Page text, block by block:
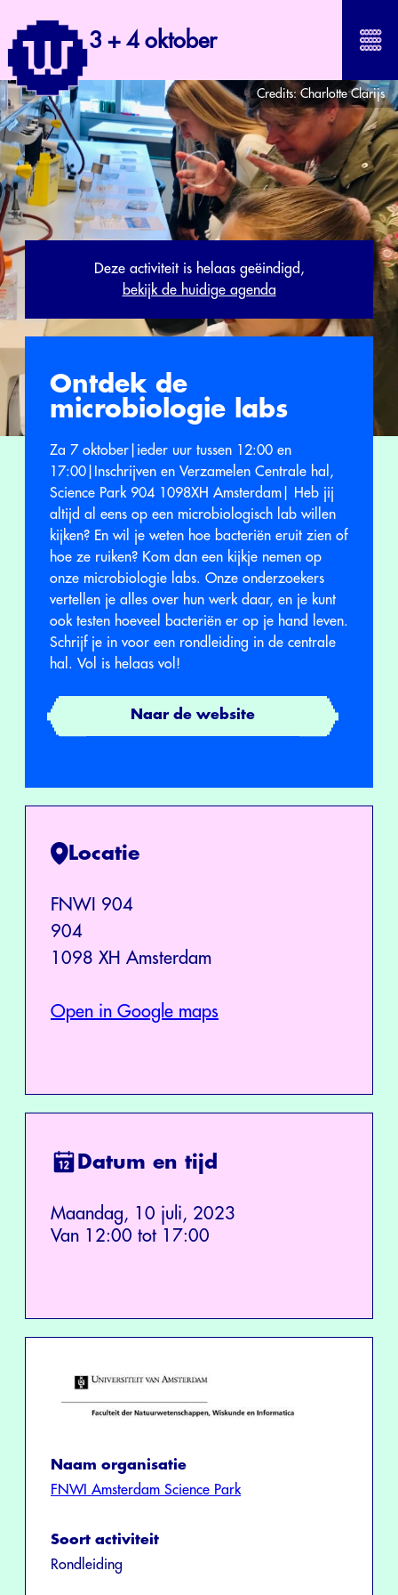
3 + 4 oktober
Credits:Charlotte Clarijs
Deze activiteit is helaas geëindigd,
bekijk de huidige agenda
Ontdek de
microbiologie labs
Za 7 oktober|ieder uur tussen 12:00 en
17:00|Inschrijven en Verzamelen Centrale hal,
Science Park 904 1098XH Amsterdam| Heb jij
altijd al eens op een microbiologisch lab willen
kijken? En wil je weten hoe bacteriën eruit zien of
hoe ze ruiken? Kom dan een kijkje nemen op
onze microbiologie labs. Onze onderzoekers
vertellen je alles over hun werk daar, en je kunt
ook testen hoeveel bacteriën er op je hand leven.
Schrijf je in voor een rondleiding in de centrale
hal. Vol is helaas vol!
Naar de website
Locatie
FNWI 904
904
1098 XH Amsterdam
Open in Google maps
Datum en tijd
Maandag, 10 juli, 2023
Van 12:00 tot 17:00
Naam organisatie
FNWI Amsterdam Science Park
Soort activiteit
Rondleiding